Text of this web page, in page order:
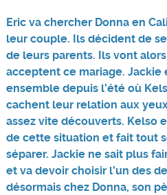
Eric va chercher Donna en
leur couple. Ils décident de
de leurs parents. Ils vont
acceptent ce mariage. Jackie
ensemble depuis l’été où
cachent leur relation aux
assez vite découverts. Kelso
de cette situation et fait tout
séparer. Jackie ne sait plus
et va devoir choisir l’un des
désormais chez Donna, son